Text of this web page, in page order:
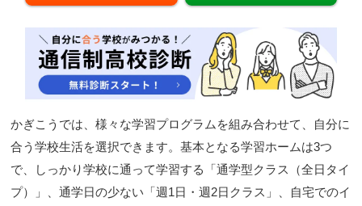
かぎこうでは、様々な学習プログラムを組み合わせて、自分に
合う学校生活を選択できます。基本となる学習ホームは3つ
で、しっかり学校に通って学習する「通学型クラス（全日タイ
プ）」、通学日の少ない「週1日・週2日クラス」、自宅でのイ